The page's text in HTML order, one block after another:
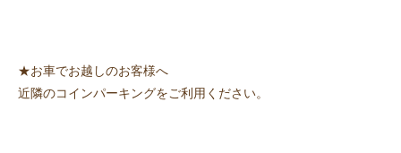
★お車でお越しのお客様へ
近隣のコインパーキングをご利用ください。